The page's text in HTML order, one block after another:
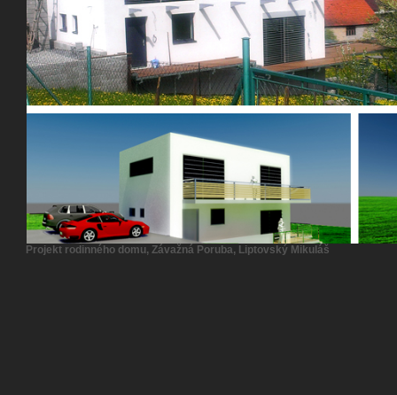
Projekt rekreačnej chaty, Olešná -
Čadca
Rodinný dom DNV-Bratislava
Rodinný dom - Vitališovce -
Liptovský Mikuláš
Polyfunkčný objekt Coop
Jednota, LM
Projekt rodinného domu, Závažná Poruba, Liptovský Mikuláš